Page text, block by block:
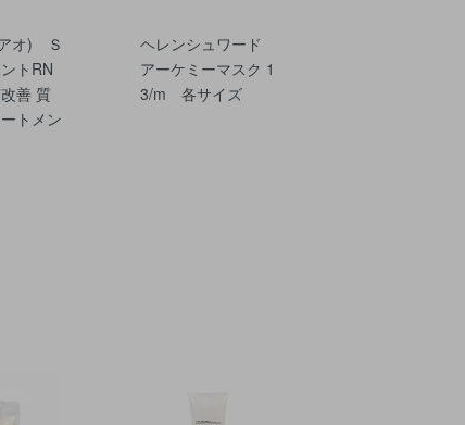
アオ) Ｓ
ントRN
改善 質
ートメン
ヘレンシュワード
アーケミーマスク 1
3/m 各サイズ